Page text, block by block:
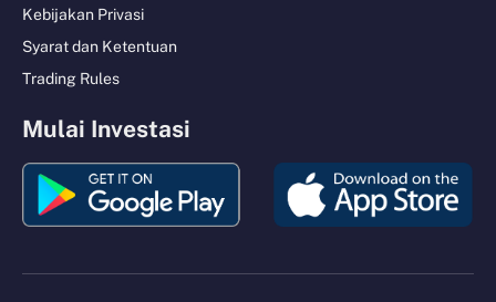
Kebijakan Privasi
Syarat dan Ketentuan
Trading Rules
Mulai Investasi